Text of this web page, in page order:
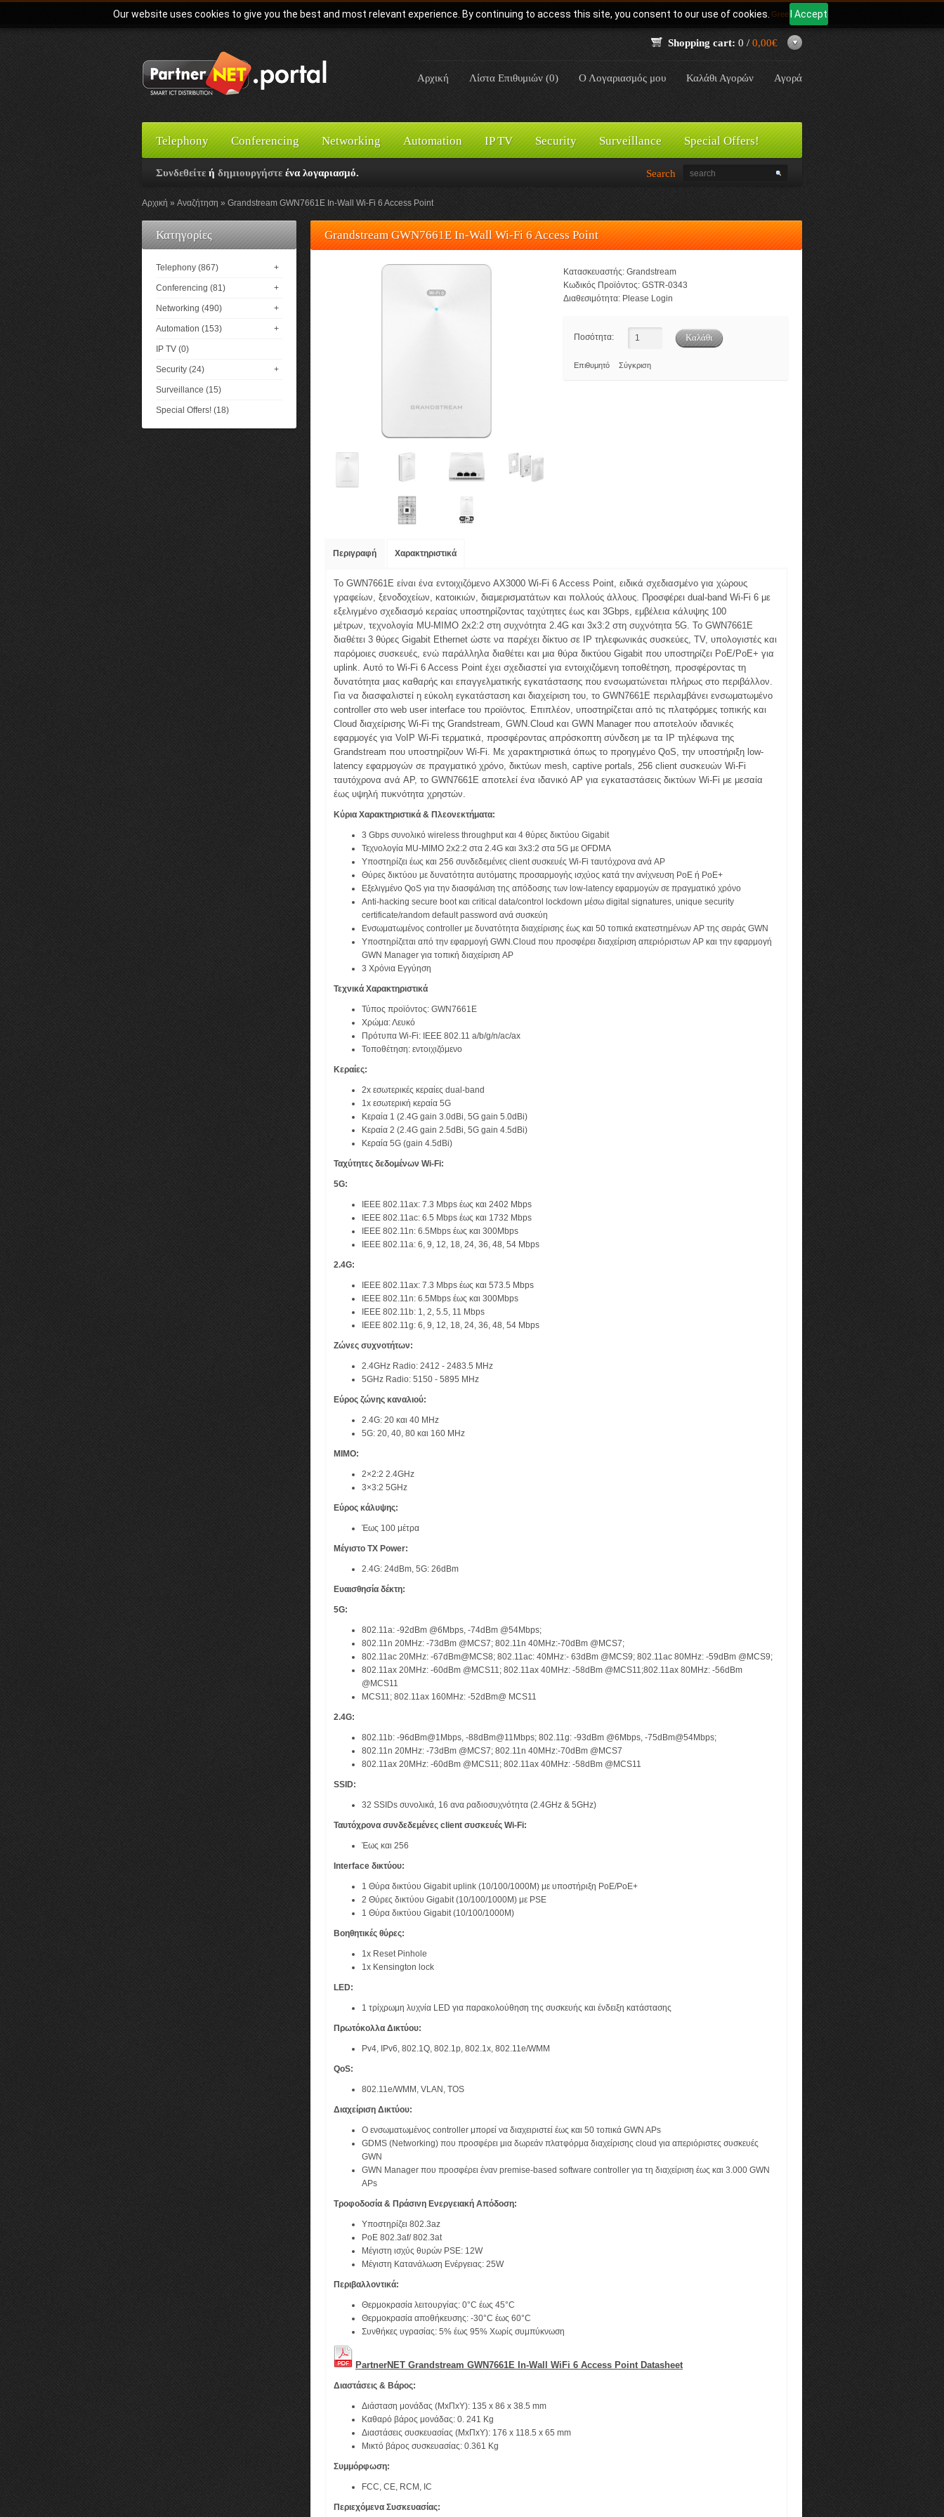
Our website uses cookies to give you the best and most relevant experience. By continuing to access this site, you consent to our use of cookies. I Accept
Γλώσσα: Greek
Shopping cart: 0 / 0,00€
Αρχική Λίστα Επιθυμιών (0) Ο Λογαριασμός μου Καλάθι Αγορών Αγορά
Telephony Conferencing Networking Automation IP TV Security Surveillance Special Offers!
Συνδεθείτε ή δημιουργήστε ένα λογαριασμό. Search
Αρχική Αναζήτηση Grandstream GWN7661E In-Wall Wi-Fi 6 Access Point
Κατηγορίες
Telephony (867) +
Conferencing (81) +
Networking (490) +
Automation (153) +
IP TV (0)
Security (24) +
Surveillance (15)
Special Offers! (18)
Grandstream GWN7661E In-Wall Wi-Fi 6 Access Point
Κατασκευαστής: Grandstream
Κωδικός Προϊόντος: GSTR-0343
Διαθεσιμότητα: Please Login
Ποσότητα:
Επιθυμητό Σύγκριση
Περιγραφή Χαρακτηριστικά
Το GWN7661E είναι ένα εντοιχιζόμενο AX3000 Wi-Fi 6 Access Point, ειδικά σχεδιασμένο για χώρους
γραφείων, ξενοδοχείων, κατοικιών, διαμερισματάτων και πολλούς άλλους. Προσφέρει dual-band Wi-Fi 6 με
εξελιγμένο σχεδιασμό κεραίας υποστηρίζοντας ταχύτητες έως και 3Gbps, εμβέλεια κάλυψης 100
μέτρων, τεχνολογία MU-MIMO 2x2:2 στη συχνότητα 2.4G και 3x3:2 στη συχνότητα 5G. Το GWN7661E
διαθέτει 3 θύρες Gigabit Ethernet ώστε να παρέχει δίκτυο σε IP τηλεφωνικάς συσκεύες, TV, υπολογιστές και
παρόμοιες συσκευές, ενώ παράλληλα διαθέτει και μια θύρα δικτύου Gigabit που υποστηρίζει PoE/PoE+ για
uplink. Αυτό το Wi-Fi 6 Access Point έχει σχεδιαστεί για εντοιχιζόμενη τοποθέτηση, προσφέροντας τη
δυνατότητα μιας καθαρής και επαγγελματικής εγκατάστασης που ενσωματώνεται πλήρως στο περιβάλλον.
Για να διασφαλιστεί η εύκολη εγκατάσταση και διαχείριση του, το GWN7661E περιλαμβάνει ενσωματωμένο
controller στο web user interface του προϊόντος. Επιπλέον, υποστηρίζεται από τις πλατφόρμες τοπικής και
Cloud διαχείρισης Wi-Fi της Grandstream, GWN.Cloud και GWN Manager που αποτελούν ιδανικές
εφαρμογές για VoIP Wi-Fi τερματικά, προσφέροντας απρόσκοπτη σύνδεση με τα IP τηλέφωνα της
Grandstream που υποστηρίζουν Wi-Fi. Με χαρακτηριστικά όπως το προηγμένο QoS, την υποστήριξη low-
latency εφαρμογών σε πραγματικό χρόνο, δικτύων mesh, captive portals, 256 client συσκευών Wi-Fi
ταυτόχρονα ανά AP, το GWN7661E αποτελεί ένα ιδανικό AP για εγκαταστάσεις δικτύων Wi-Fi με μεσαία
έως υψηλή πυκνότητα χρηστών.
Κύρια Χαρακτηριστικά & Πλεονεκτήματα:
3 Gbps συνολικό wireless throughput και 4 θύρες δικτύου Gigabit
Τεχνολογία MU-MIMO 2x2:2 στα 2.4G και 3x3:2 στα 5G με OFDMA
Υποστηρίζει έως και 256 συνδεδεμένες client συσκευές Wi-Fi ταυτόχρονα ανά AP
Θύρες δικτύου με δυνατότητα αυτόματης προσαρμογής ισχύος κατά την ανίχνευση PoE ή PoE+
Εξελιγμένο QoS για την διασφάλιση της απόδοσης των low-latency εφαρμογών σε πραγματικό χρόνο
Anti-hacking secure boot και critical data/control lockdown μέσω digital signatures, unique security
certificate/random default password ανά συσκεύη
Ενσωματωμένος controller με δυνατότητα διαχείρισης έως και 50 τοπικά εκατεστημένων AP της σειράς GWN
Υποστηρίζεται από την εφαρμογή GWN.Cloud που προσφέρει διαχείριση απεριόριστων AP και την εφαρμογή
GWN Manager για τοπική διαχείριση AP
3 Χρόνια Εγγύηση
Τεχνικά Χαρακτηριστικά
Τύπος προϊόντος: GWN7661E
Χρώμα: Λευκό
Πρότυπα Wi-Fi: IEEE 802.11 a/b/g/n/ac/ax
Τοποθέτηση: εντοιχιζόμενο
Κεραίες:
2x εσωτερικές κεραίες dual-band
1x εσωτερική κεραία 5G
Kεραία 1 (2.4G gain 3.0dBi, 5G gain 5.0dBi)
Kεραία 2 (2.4G gain 2.5dBi, 5G gain 4.5dBi)
Kεραία 5G (gain 4.5dBi)
Ταχύτητες δεδομένων Wi-Fi:
5G:
IEEE 802.11ax: 7.3 Mbps έως και 2402 Mbps
IEEE 802.11ac: 6.5 Mbps έως και 1732 Mbps
IEEE 802.11n: 6.5Mbps έως και 300Mbps
IEEE 802.11a: 6, 9, 12, 18, 24, 36, 48, 54 Mbps
2.4G:
IEEE 802.11ax: 7.3 Mbps έως και 573.5 Mbps
IEEE 802.11n: 6.5Mbps έως και 300Mbps
IEEE 802.11b: 1, 2, 5.5, 11 Mbps
IEEE 802.11g: 6, 9, 12, 18, 24, 36, 48, 54 Mbps
Ζώνες συχνοτήτων:
2.4GHz Radio: 2412 - 2483.5 MHz
5GHz Radio: 5150 - 5895 MHz
Εύρος ζώνης καναλιού:
2.4G: 20 και 40 MHz
5G: 20, 40, 80 και 160 MHz
MIMO:
2×2:2 2.4GHz
3×3:2 5GHz
Εύρος κάλυψης:
Έως 100 μέτρα
Μέγιστο TX Power:
2.4G: 24dBm, 5G: 26dBm
Ευαισθησία δέκτη:
5G:
802.11a: -92dBm @6Mbps, -74dBm @54Mbps;
802.11n 20MHz: -73dBm @MCS7; 802.11n 40MHz:-70dBm @MCS7;
802.11ac 20MHz: -67dBm@MCS8; 802.11ac: 40MHz:- 63dBm @MCS9; 802.11ac 80MHz: -59dBm @MCS9;
802.11ax 20MHz: -60dBm @MCS11; 802.11ax 40MHz: -58dBm @MCS11;802.11ax 80MHz: -56dBm
@MCS11
MCS11; 802.11ax 160MHz: -52dBm@ MCS11
2.4G:
802.11b: -96dBm@1Mbps, -88dBm@11Mbps; 802.11g: -93dBm @6Mbps, -75dBm@54Mbps;
802.11n 20MHz: -73dBm @MCS7; 802.11n 40MHz:-70dBm @MCS7
802.11ax 20MHz: -60dBm @MCS11; 802.11ax 40MHz: -58dBm @MCS11
SSID:
32 SSIDs συνολικά, 16 ανα ραδιοσυχνότητα (2.4GHz & 5GHz)
Ταυτόχρονα συνδεδεμένες client συσκευές Wi-Fi:
Έως και 256
Interface δικτύου:
1 Θύρα δικτύου Gigabit uplink (10/100/1000M) με υποστήριξη PoE/PoE+
2 Θύρες δικτύου Gigabit (10/100/1000M) με PSE
1 Θύρα δικτύου Gigabit (10/100/1000M)
Βοηθητικές θύρες:
1x Reset Pinhole
1x Kensington lock
LED:
1 τρίχρωμη λυχνία LED για παρακολούθηση της συσκευής και ένδειξη κατάστασης
Πρωτόκολλα Δικτύου:
Pv4, IPv6, 802.1Q, 802.1p, 802.1x, 802.11e/WMM
QoS:
802.11e/WMM, VLAN, TOS
Διαχείριση Δικτύου:
Ο ενσωματωμένος controller μπορεί να διαχειριστεί έως και 50 τοπικά GWN APs
GDMS (Networking) που προσφέρει μια δωρεάν πλατφόρμα διαχείρισης cloud για απεριόριστες συσκευές
GWN
GWN Manager που προσφέρει έναν premise-based software controller για τη διαχείριση έως και 3.000 GWN
APs
Τροφοδοσία & Πράσινη Ενεργειακή Απόδοση:
Υποστηρίζει 802.3az
PoE 802.3af/ 802.3at
Μέγιστη ισχύς θυρών PSE: 12W
Μέγιστη Κατανάλωση Ενέργειας: 25W
Περιβαλλοντικά:
Θερμοκρασία λειτουργίας: 0°C έως 45°C
Θερμοκρασία αποθήκευσης: -30°C έως 60°C
Συνθήκες υγρασίας: 5% έως 95% Χωρίς συμπύκνωση
PartnerNET Grandstream GWN7661E In-Wall WiFi 6 Access Point Datasheet
Διαστάσεις & Βάρος:
Διάσταση μονάδας (ΜxΠxΥ): 135 x 86 x 38.5 mm
Καθαρό βάρος μονάδας: 0. 241 Κg
Διαστάσεις συσκευασίας (ΜxΠxΥ): 176 x 118.5 x 65 mm
Μικτό βάρος συσκευασίας: 0.361 Κg
Συμμόρφωση:
FCC, CE, RCM, IC
Περιεχόμενα Συσκευασίας: